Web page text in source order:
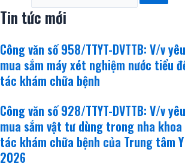
Tin tức mới
Công văn số 958/TTYT-DVTTB: V/v
mua sắm máy xét nghiệm nước tiểu
tác khám chữa bệnh
Công văn số 928/TTYT-DVTTB: V/v
mua sắm vật tư dùng trong nha
tác khám chữa bệnh của Trung tâm
2026